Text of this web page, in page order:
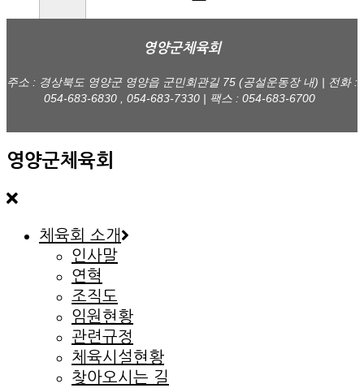
영양군체육회
주소 : 경상북도 영양군 영양읍 군민회관길 75 (공설운동장 내) | 전화 :
054-683-6830 , 054-683-7330 | 팩스 : 054-683-6700
영양군체육회
체육회 소개
인사말
연혁
조직도
임원현황
관련규정
체육시설현황
찾아오시는 길